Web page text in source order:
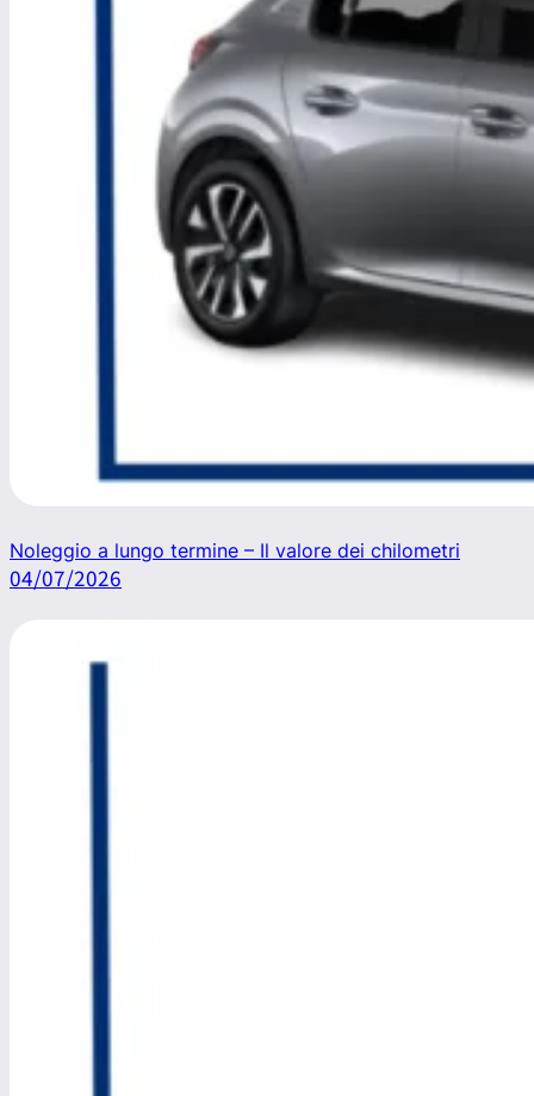
Noleggio a lungo termine – Il valore dei chilometri
04/07/2026